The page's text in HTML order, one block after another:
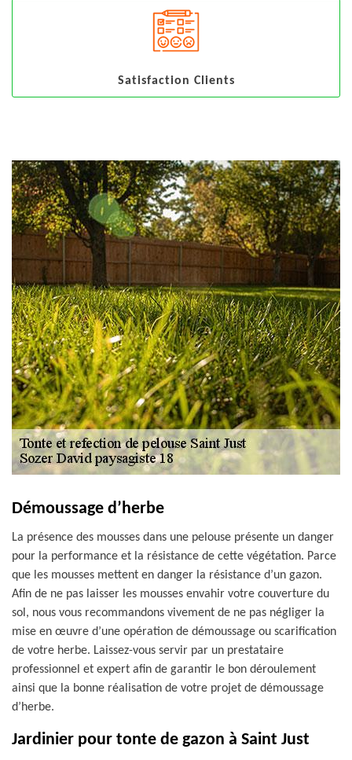
Satisfaction Clients
Démoussage d’herbe
La présence des mousses dans une pelouse présente un danger
pour la performance et la résistance de cette végétation. Parce
que les mousses mettent en danger la résistance d’un gazon.
Afin de ne pas laisser les mousses envahir votre couverture du
sol, nous vous recommandons vivement de ne pas négliger la
mise en œuvre d’une opération de démoussage ou scarification
de votre herbe. Laissez-vous servir par un prestataire
professionnel et expert afin de garantir le bon déroulement
ainsi que la bonne réalisation de votre projet de démoussage
d’herbe.
Jardinier pour tonte de gazon à Saint Just